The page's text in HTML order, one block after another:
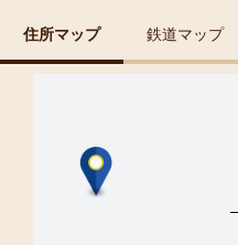
住所マップ 鉄道マップ